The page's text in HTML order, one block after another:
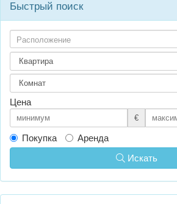
Быстрый поиск
Расположение
Цена
€
Покупка
Аренда
Искать